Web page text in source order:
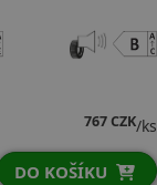
1 192 CZK/ks
DO KOŠÍKU